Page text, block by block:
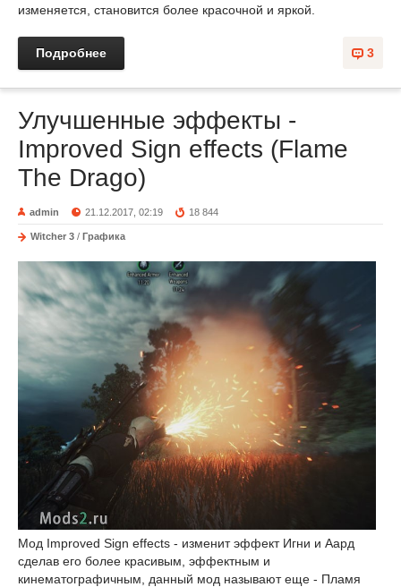
изменяется, становится более красочной и яркой.
3
Подробнее
Улучшенные эффекты -
Improved Sign effects (Flame
The Drago)
admin 21.12.2017, 02:19 18 844
Witcher 3 / Графика
Мод Improved Sign effects - изменит эффект Игни и Аард
сделав его более красивым, эффектным и
кинематографичным, данный мод называют еще - Пламя